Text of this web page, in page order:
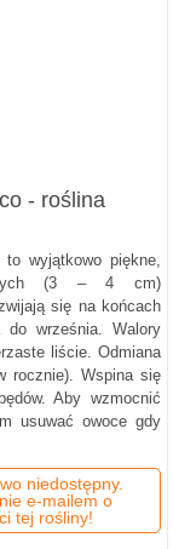
- roślina
to wyjątkowo piękne,
(3 – 4 cm)
się na końcach
do września. Walory
liście. Odmiana
rocznie). Wspina się
Aby wzmocnić
usuwać owoce gdy
niedostępny.
e-mailem o
tej rośliny!